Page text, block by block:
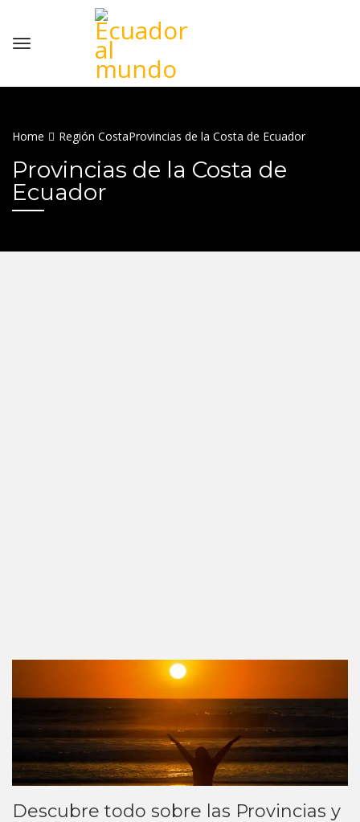
Home Región CostaProvincias de la Costa de Ecuador
Provincias de la Costa de
Ecuador
Descubre todo sobre las Provincias y